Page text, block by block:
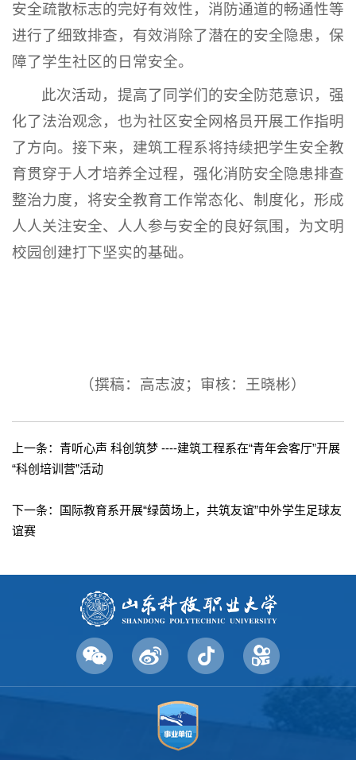
安全疏散标志的完好有效性，消防通道的畅通性等
进行了细致排查，有效消除了潜在的安全隐患，保
障了学生社区的日常安全。
此次活动，提高了同学们的安全防范意识，强
化了法治观念，也为社区安全网格员开展工作指明
了方向。接下来，建筑工程系将持续把学生安全教
育贯穿于人才培养全过程，强化消防安全隐患排查
整治力度，将安全教育工作常态化、制度化，形成
人人关注安全、人人参与安全的良好氛围，为文明
校园创建打下坚实的基础。
（撰稿：高志波；审核：王晓彬）
上一条： 青听心声 科创筑梦 ----建筑工程系在“青年会客厅”开展
“科创培训营”活动
下一条：
国际教育系开展“绿茵场上，共筑友谊”中外学生足球友
谊赛